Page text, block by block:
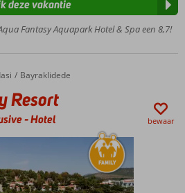
Fantasy Aquapark Hotel & Spa een 8,7!
deze vakantie
Bayraklidede
Resort
-Hotel bewaar